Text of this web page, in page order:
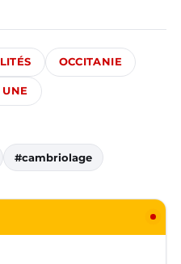
OCCITANIE
#cambriolage